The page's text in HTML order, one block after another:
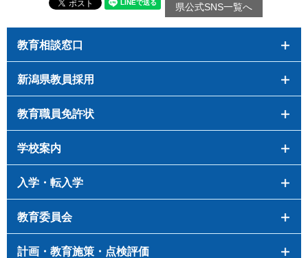
県公式SNS一覧へ
教育相談窓口
新潟県教員採用
教育職員免許状
学校案内
入学・転入学
教育委員会
計画・教育施策・点検評価